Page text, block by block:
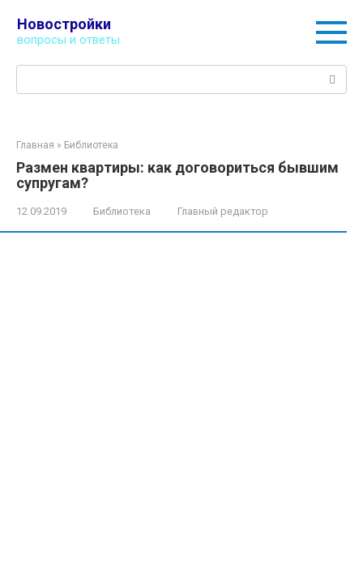
контенту
Новостройки
вопросы и ответы
Главная » Библиотека
Размен квартиры: как договориться бывшим
супругам?
12.09.2019 Библиотека Главный редактор